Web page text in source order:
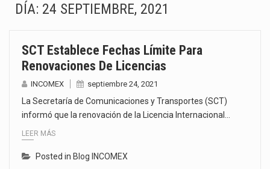
El derecho a la previsibilidad de los horarios de trabajo en turnos rotativos podría ser…
DÍA: 24 SEPTIEMBRE, 2021
SCT Establece Fechas Límite Para
Renovaciones De Licencias
INCOMEX septiembre 24, 2021
La Secretaría de Comunicaciones y Transportes (SCT)
informó que la renovación de la Licencia Internacional…
LEER MÁS
Posted in Blog INCOMEX